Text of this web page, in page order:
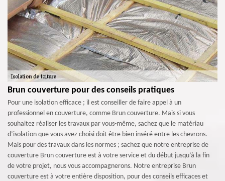
Brun couverture pour des conseils pratiques
Pour une isolation efficace ; il est conseiller de faire appel à un
professionnel en couverture, comme Brun couverture. Mais si vous
souhaitez réaliser les travaux par vous-même, sachez que le matériau
d’isolation que vous avez choisi doit être bien inséré entre les chevrons.
Mais pour des travaux dans les normes ; sachez que notre entreprise de
couverture Brun couverture est à votre service et du début jusqu’à la fin
de votre projet, nous vous accompagnerons. Notre entreprise Brun
couverture est à votre entière disposition, pour des conseils efficaces et